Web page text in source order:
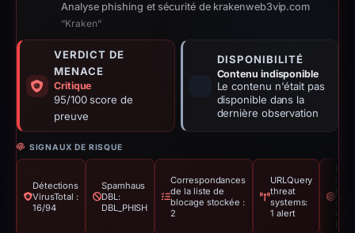
Analyse phishing et sécurité de krakenweb3vip.com
“Kraken”
VERDICT DE
MENACE
Critique
95/100 score de
preuve
DISPONIBILITÉ
Contenu indisponible
Le contenu n'était pas
disponible dans la
dernière observation
SIGNAUX DE RISQUE
Détections
VirusTotal :
16/94
Spamhaus
DBL:
DBL_PHISH
Correspondances
de la liste de
blocage stockée :
2
URLQuery
threat
systems:
1 alert